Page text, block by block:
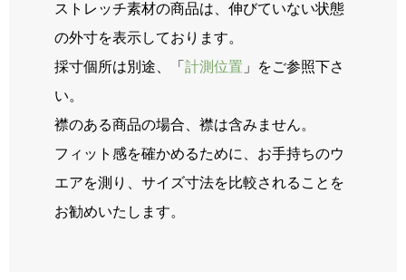
ストレッチ素材の商品は、伸びていない状態
の外寸を表示しております。
採寸個所は別途、「 計測位置 」をご参照下さ
い。
襟のある商品の場合、襟は含みません。
フィット感を確かめるために、お手持ちのウ
エアを測り、サイズ寸法を比較されることを
お勧めいたします。